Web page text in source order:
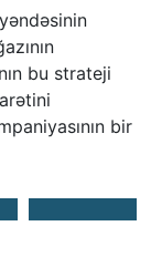
bu strateji
bir